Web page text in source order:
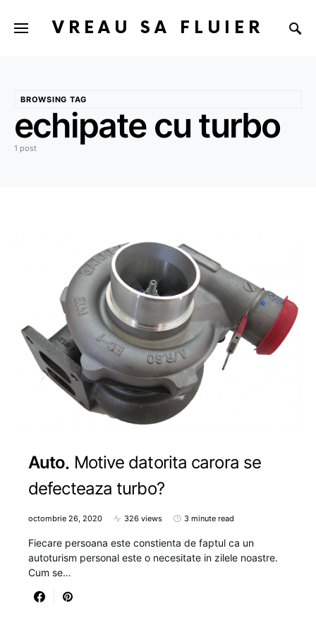
VREAU SA FLUIER
BROWSING TAG
echipate cu turbo
1 post
Auto Motive datorita carora se
defecteaza turbo?
octombrie 26, 2020 326 views 3 minute read
Fiecare persoana este constienta de faptul ca un
autoturism personal este o necesitate in zilele noastre.
Cum se…